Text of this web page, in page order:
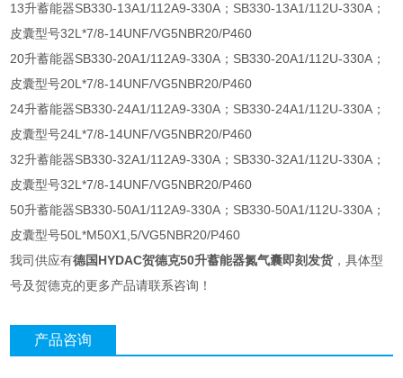
13升蓄能器SB330-13A1/112A9-330A；SB330-13A1/112U-330A；
皮囊型号32L*7/8-14UNF/VG5NBR20/P460
20升蓄能器SB330-20A1/112A9-330A；SB330-20A1/112U-330A；
皮囊型号20L*7/8-14UNF/VG5NBR20/P460
24升蓄能器SB330-24A1/112A9-330A；SB330-24A1/112U-330A；
皮囊型号24L*7/8-14UNF/VG5NBR20/P460
32升蓄能器SB330-32A1/112A9-330A；SB330-32A1/112U-330A；
皮囊型号32L*7/8-14UNF/VG5NBR20/P460
50升蓄能器SB330-50A1/112A9-330A；SB330-50A1/112U-330A；
皮囊型号50L*M50X1,5/VG5NBR20/P460
我司供应有德国HYDAC贺德克50升蓄能器氮气囊即刻发货，具体型
号及贺德克的更多产品请联系咨询！
产品咨询